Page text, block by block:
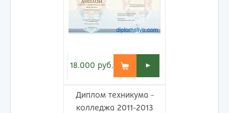
18.000 руб. ►
Диплом техникума -
колледжа 2011-2013